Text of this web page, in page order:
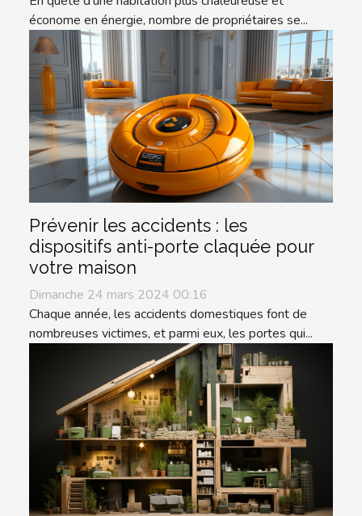
économe en énergie, nombre de propriétaires se...
Prévenir les accidents : les
dispositifs anti-porte claquée pour
votre maison
Dimanche 24 mars 2024 00:16
Chaque année, les accidents domestiques font de
nombreuses victimes, et parmi eux, les portes qui...